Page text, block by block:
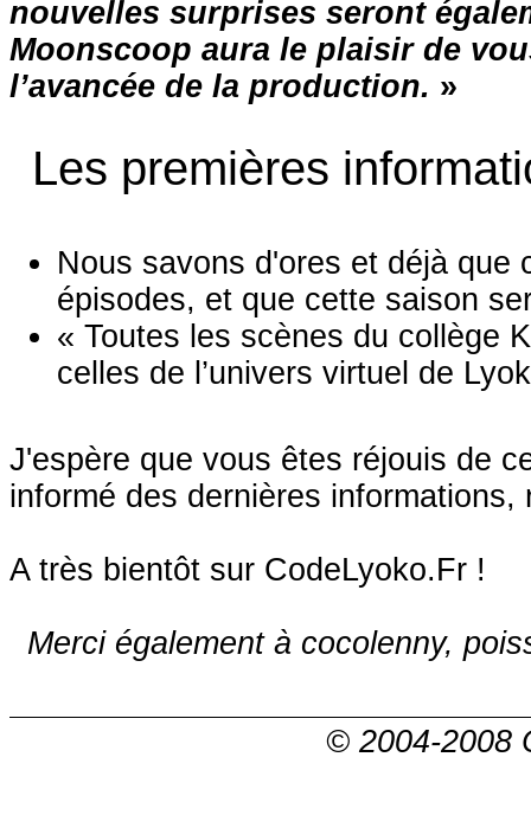
nouvelles surprises seront
Moonscoop aura le plaisir de
l’avancée de la production. »
Les premières
Nous savons d'ores et déjà que
épisodes, et que cette saison
« Toutes les scènes du collège
celles de l’univers virtuel de
J'espère que vous êtes réjouis de
informé des dernières
A très bientôt sur CodeLyoko.Fr !
Merci également à cocolenny,
© 2004-2008